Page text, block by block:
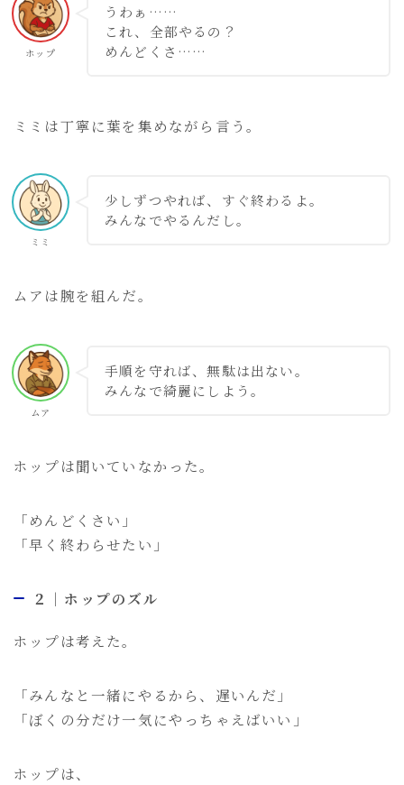
ホップ
うわぁ……
これ、全部やるの？
めんどくさ……
ミミは丁寧に葉を集めながら言う。
ミミ
少しずつやれば、すぐ終わるよ。
みんなでやるんだし。
ムアは腕を組んだ。
ムア
手順を守れば、無駄は出ない。
みんなで綺麗にしよう。
ホップは聞いていなかった。
「めんどくさい」
「早く終わらせたい」
２｜ホップのズル
ホップは考えた。
「みんなと一緒にやるから、遅いんだ」
「ぼくの分だけ一気にやっちゃえばいい」
ホップは、